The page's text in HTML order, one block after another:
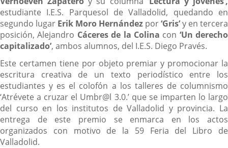
estudiante I.E.S. Parquesol de Valladolid, quedando en
segundo lugar Erik Moro Hernández por‘Gris’y en tercera
posición, Alejandro Cáceres de la Colina con ‘Un derecho
capitalizado’, ambos alumnos, del I.E.S. Diego Pravés.
Este certamen tiene por objeto premiar y promocionar la
escritura creativa de un texto periodístico entre los
estudiantes y es el colofón a los talleres de columnismo
‘Atrévete a cruzar el Umbr@l 3.0.’ que se imparten lo largo
del curso en los institutos de Valladolid y provincia. La
entrega de este premio se enmarca en los actos
organizados con motivo de la 59 Feria del Libro de
Valladolid.